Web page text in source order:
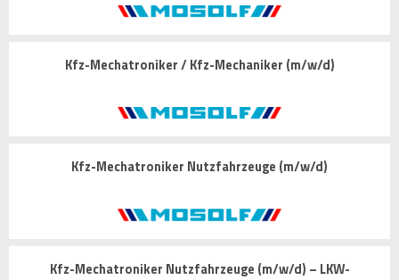
Kfz-Mechatroniker / Kfz-Mechaniker (m/w/d)
Kfz-Mechatroniker Nutzfahrzeuge (m/w/d)
Kfz-Mechatroniker Nutzfahrzeuge (m/w/d) – LKW-